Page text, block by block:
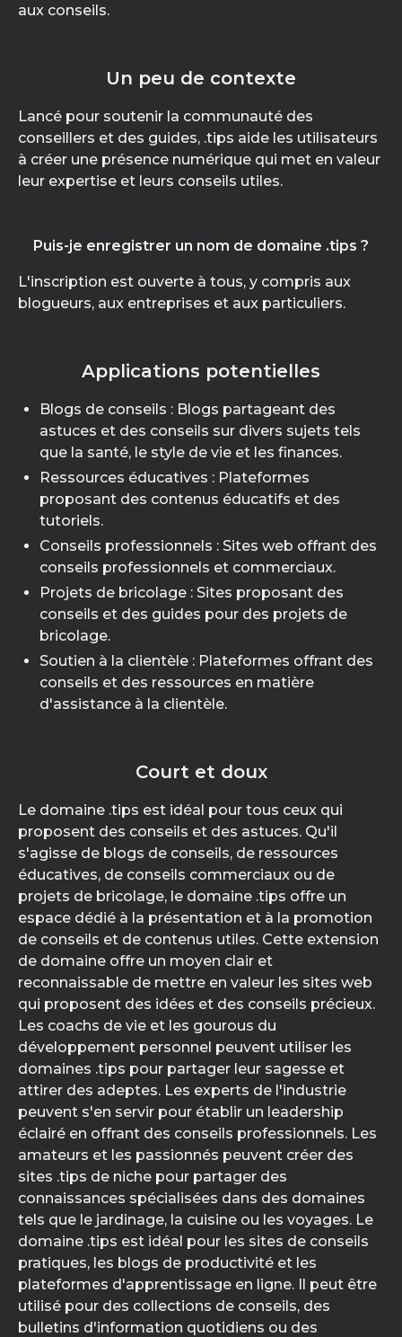
aux conseils.
Un peu de contexte
Lancé pour soutenir la communauté des
conseillers et des guides, .tips aide les utilisateurs
à créer une présence numérique qui met en valeur
leur expertise et leurs conseils utiles.
Puis-je enregistrer un nom de domaine .tips ?
L'inscription est ouverte à tous, y compris aux
blogueurs, aux entreprises et aux particuliers.
Applications potentielles
Blogs de conseils : Blogs partageant des
astuces et des conseils sur divers sujets tels
que la santé, le style de vie et les finances.
Ressources éducatives : Plateformes
proposant des contenus éducatifs et des
tutoriels.
Conseils professionnels : Sites web offrant des
conseils professionnels et commerciaux.
Projets de bricolage : Sites proposant des
conseils et des guides pour des projets de
bricolage.
Soutien à la clientèle : Plateformes offrant des
conseils et des ressources en matière
d'assistance à la clientèle.
Court et doux
Le domaine .tips est idéal pour tous ceux qui
proposent des conseils et des astuces. Qu'il
s'agisse de blogs de conseils, de ressources
éducatives, de conseils commerciaux ou de
projets de bricolage, le domaine .tips offre un
espace dédié à la présentation et à la promotion
de conseils et de contenus utiles. Cette extension
de domaine offre un moyen clair et
reconnaissable de mettre en valeur les sites web
qui proposent des idées et des conseils précieux.
Les coachs de vie et les gourous du
développement personnel peuvent utiliser les
domaines .tips pour partager leur sagesse et
attirer des adeptes. Les experts de l'industrie
peuvent s'en servir pour établir un leadership
éclairé en offrant des conseils professionnels. Les
amateurs et les passionnés peuvent créer des
sites .tips de niche pour partager des
connaissances spécialisées dans des domaines
tels que le jardinage, la cuisine ou les voyages. Le
domaine .tips est idéal pour les sites de conseils
pratiques, les blogs de productivité et les
plateformes d'apprentissage en ligne. Il peut être
utilisé pour des collections de conseils, des
bulletins d'information quotidiens ou des